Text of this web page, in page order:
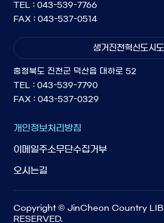
TEL : 043-539-7766
FAX : 043-537-0514
생거진천혁신도시
충청북도 진천군 덕산읍 대하로 52
TEL : 043-539-7790
FAX : 043-537-0329
개인정보처리방침
이메일주소무단수집거부
오시는길
Copyright © JinCheon Country
RESERVED.